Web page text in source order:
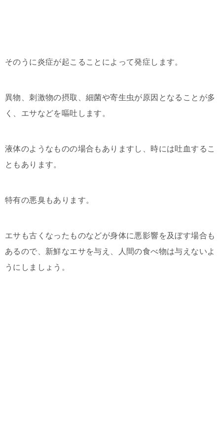
そのうに炎症が起こることによって発症します。
異物、刺激物の摂取、細菌や寄生虫が原因となることが多
く、エサなどを嘔吐します。
液体のようなものの場合もありますし、時には吐血するこ
ともあります。
特有の悪臭もあります。
エサも古くなったものなどが身体に悪影響を及ぼす場合も
あるので、新鮮なエサを与え、人間の食べ物は与えないよ
うにしましょう。